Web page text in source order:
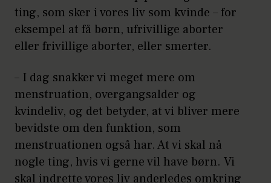
ting, som sker i vores liv som kvinde – for
eksempel at få børn, ufrivillige aborter
eller frivillige aborter, eller smerter.
– I dag snakker vi meget mere om
menstruation, overgangsalder og
kvindeliv, og det betyder, at vi bliver mere
bevidste om den funktion, som
menstruationen også har. At vi skal nå
nogle ting, hvis vi gerne vil have børn. Vi
skal indrette vores liv anderledes omkring